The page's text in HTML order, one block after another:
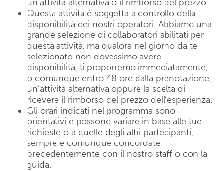
un’attività alternativa o il rimborso del prezzo.
Questa attività è soggetta a controllo della
disponibilità dei nostri operatori. Abbiamo una
grande selezione di collaboratori abilitati per
questa attività, ma qualora nel giorno da te
selezionato non dovessimo avere
disponibilità, ti proporremo immediatamente,
o comunque entro 48 ore dalla prenotazione,
un’attività alternativa oppure la scelta di
ricevere il rimborso del prezzo dell’esperienza.
Gli orari indicati nel programma sono
orientativi e possono variare in base alle tue
richieste o a quelle degli altri partecipanti,
sempre e comunque concordate
precedentemente con il nostro staff o con la
guida.